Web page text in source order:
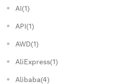
AI(1)
API(1)
AWD(1)
AliExpress(1)
Alibaba(4)